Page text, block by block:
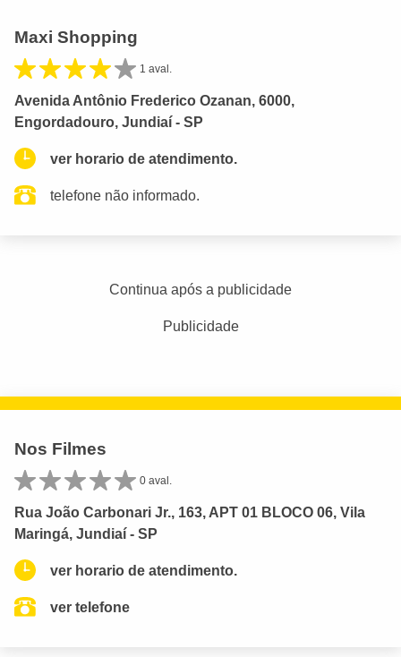
Maxi Shopping
1 aval.
Avenida Antônio Frederico Ozanan, 6000,
Engordadouro, Jundiaí - SP
ver horario de atendimento.
telefone não informado.
Continua após a publicidade
Publicidade
Nos Filmes
0 aval.
Rua João Carbonari Jr., 163, APT 01 BLOCO 06, Vila
Maringá, Jundiaí - SP
ver horario de atendimento.
ver telefone